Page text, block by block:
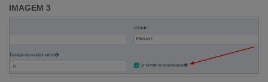
IMAGEM 3